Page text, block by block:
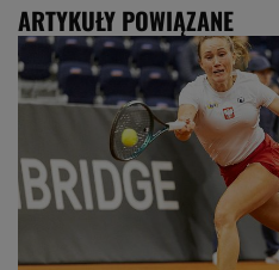
ARTYKUŁY POWIĄZANE